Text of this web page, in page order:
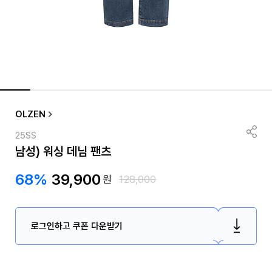
OLZEN
25SS
남성) 워싱 데님 팬츠
68% 39,900원 128,000
로그인하고 쿠폰 다운받기